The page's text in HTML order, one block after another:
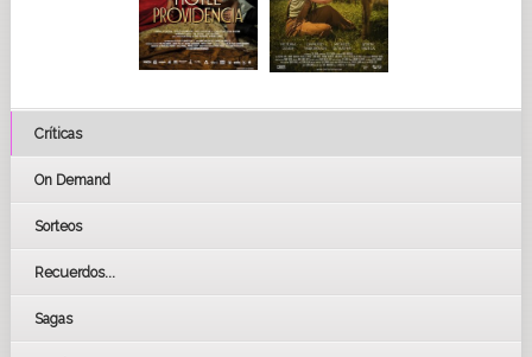
Críticas
On Demand
Sorteos
Recuerdos...
Sagas